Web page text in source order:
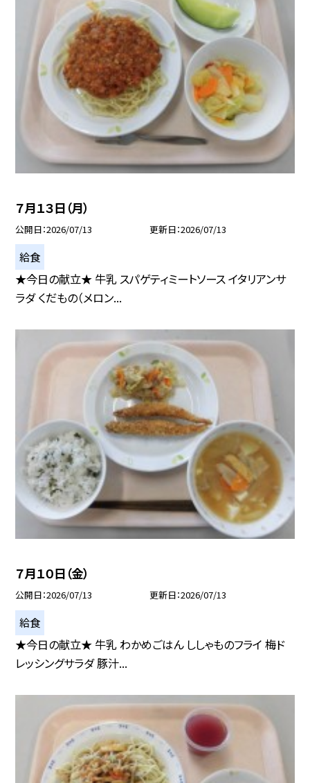
７月１３日（月）
公開日 2026/07/13 更新日 2026/07/13
給食
★今日の献立★ 牛乳 スパゲティミートソース イタリアンサ
ラダ くだもの（メロン...
７月１０日（金）
公開日 2026/07/13 更新日 2026/07/13
給食
★今日の献立★ 牛乳 わかめごはん ししゃものフライ 梅ド
レッシングサラダ 豚汁...